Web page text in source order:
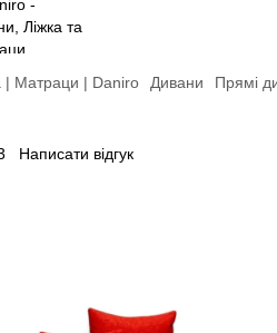
| Матраци | Daniro Дивани Прямі
Написати відгук